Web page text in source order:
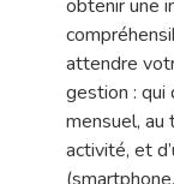
obtenir une
attendre
gestion : qui
mensuel, au
activité, et